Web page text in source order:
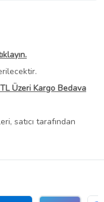
Üzeri Kargo Bedava
satıcı tarafından